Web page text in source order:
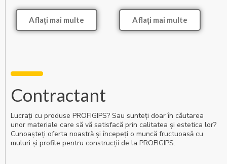
Aflați mai multe Aflați mai multe
Contractant
Lucrați cu produse PROFIGIPS? Sau sunteți doar în căutarea
unor materiale care să vă satisfacă prin calitatea și estetica lor?
Cunoașteți oferta noastră și începeți o muncă fructuoasă cu
muluri și profile pentru construcții de la PROFIGIPS.